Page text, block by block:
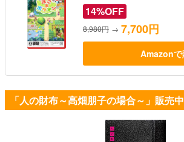
14%OFF
8,980円 → 7,700円
Amazonで
「人の財布～高畑朋子の場合～」販売中